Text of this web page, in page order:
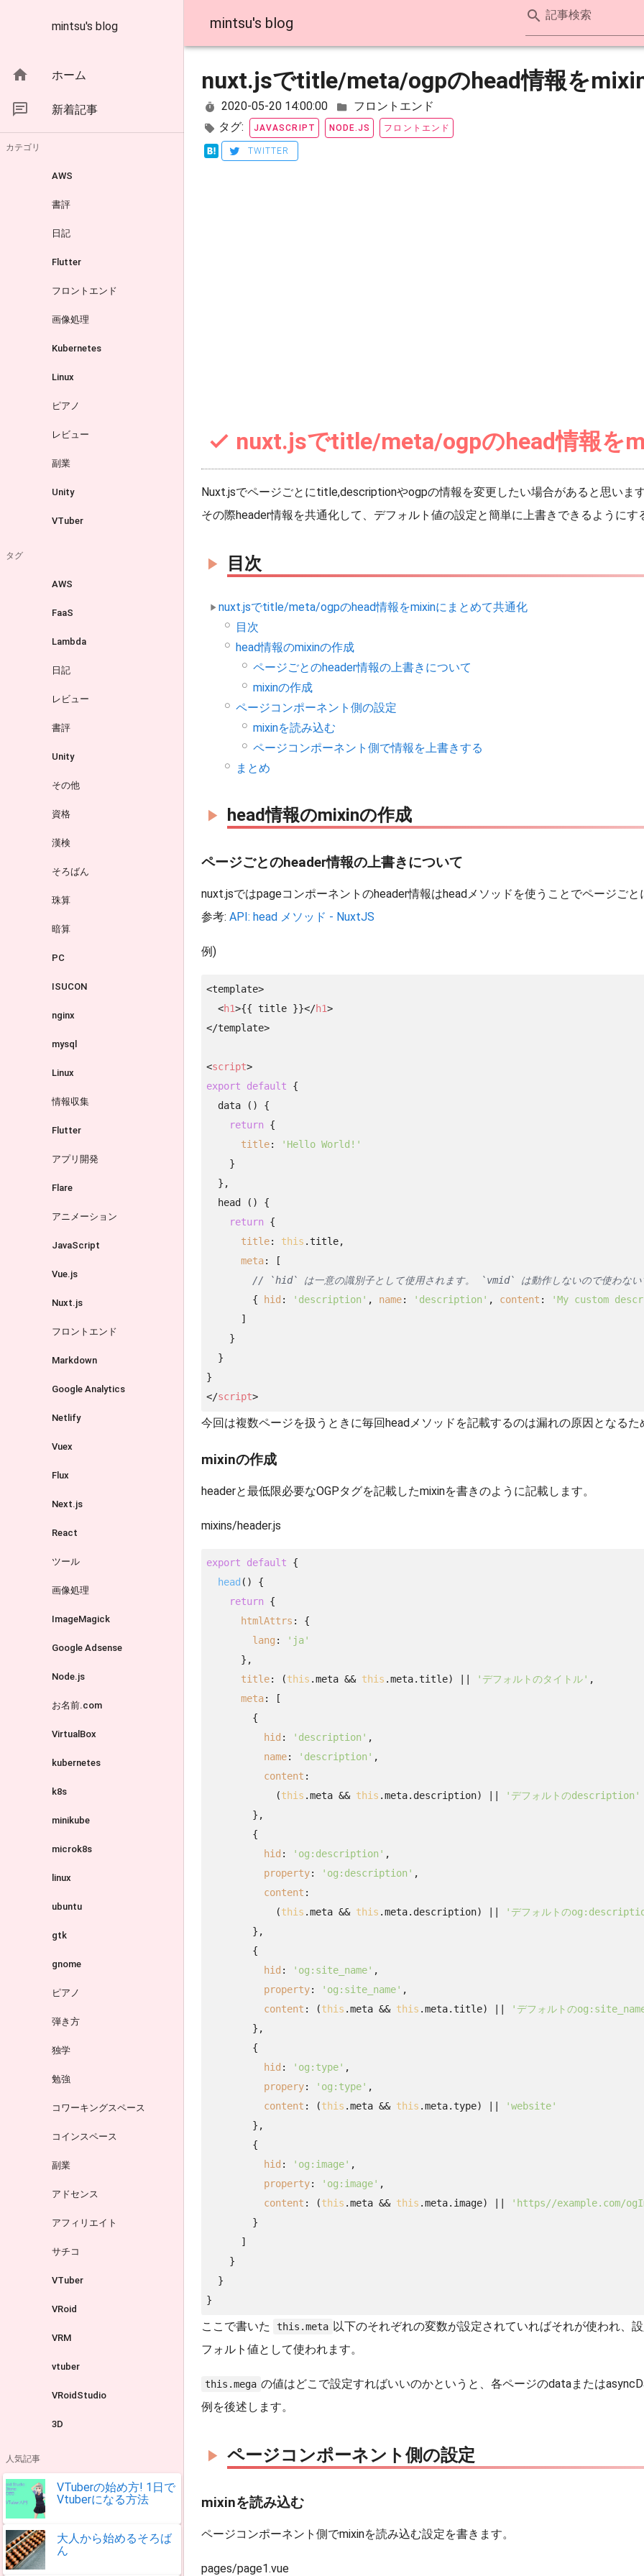
mintsu's blog
ホーム
新着記事
カテゴリ
AWS
書評
日記
Flutter
フロントエンド
画像処理
Kubernetes
Linux
ピアノ
レビュー
副業
Unity
VTuber
タグ
AWS
FaaS
Lambda
日記
レビュー
書評
Unity
その他
資格
漢検
そろばん
珠算
暗算
PC
ISUCON
nginx
mysql
Linux
情報収集
Flutter
アプリ開発
Flare
アニメーション
JavaScript
Vue.js
Nuxt.js
フロントエンド
Markdown
Google Analytics
Netlify
Vuex
Flux
Next.js
React
ツール
画像処理
ImageMagick
Google Adsense
Node.js
お名前.com
VirtualBox
kubernetes
k8s
minikube
microk8s
linux
ubuntu
gtk
gnome
ピアノ
弾き方
独学
勉強
コワーキングスペース
コインスペース
副業
アドセンス
アフィリエイト
サチコ
VTuber
VRoid
VRM
vtuber
VRoidStudio
3D
人気記事
VTuberの始め方! 1日で
Vtuberになる方法
大人から始めるそろば
ん
mintsu's blog 記事検索
nuxt.jsでtitle/meta/ogpのhead情報を
2020-05-20 14:00:00
フロントエンド
タグ:
JAVASCRIPT NODE.JS フロントエンド
TWITTER
nuxt.jsでtitle/meta/ogpのhead情報を
Nuxt.jsでページごとにtitle,descriptionやogpの情報を変更したい場合があると思いま
その際header情報を共通化して、デフォルト値の設定と簡単に上書きできるようにす
目次
nuxt.jsでtitle/meta/ogpのhead情報をmixinにまとめて共通化
目次
head情報のmixinの作成
ページごとのheader情報の上書きについて
mixinの作成
ページコンポーネント側の設定
mixinを読み込む
ページコンポーネント側で情報を上書きする
まとめ
head情報のmixinの作成
ページごとのheader情報の上書きについて
nuxt.jsではpageコンポーネントのheader情報はheadメソッドを使うことでページご
参考: API: head メソッド - NuxtJS
例)
<template>
<h1>{{ title }}</h1>
</template>
<script>
export
default {
  data () {
return {
title:
'Hello World!'
    }
  },
  head () {
return {
title: this .title,
meta: [
// `hid` は一意の識別子として使用されます。 `vmid` は動作しないので使わない
        {
hid : 'description' , name: 'description' , content :
'My custom
      ]
    }
  }
</script>
今回は複数ページを扱うときに毎回headメソッドを記載するのは漏れの原因となる
mixinの作成
headerと最低限必要なOGPタグを記載したmixinを書きのように記載します。
mixins/header.js
export default {
head ( )
{
return {
htmlAttrs : {
lang :
'ja'
      },
title: (this .meta && this .meta.title) || 'デフォルトのタイトル' ,
meta: [
        {
hid : 'description' ,
name: 'description' ,
content :
            (
this .meta && this .meta.description) ||
'デフォルトのdescription'
        },
        {
hid : 'og:description' ,
property: 'og:description' ,
content :
            (
this .meta && this .meta.description) ||
'デフォルトの
        },
        {
hid : 'og:site_name' ,
property: 'og:site_name' ,
content : (this .meta && this .meta.title) ||
'デフォルトの
        },
        {
hid : 'og:type' ,
propery: 'og:type' ,
content : (this .meta && this .meta.type) ||
'website'
        },
        {
hid : 'og:image' ,
property: 'og:image' ,
content : (this .meta && this .meta.image) ||
'https//example.com/
        }
      ]
    }
  }
}
ここで書いた this.meta 以下のそれぞれの変数が設定されていればそれが使われ、
フォルト値として使われます。
this.mega の値はどこで設定すればいいのかというと、各ページのdataまたは
例を後述します。
ページコンポーネント側の設定
mixinを読み込む
ページコンポーネント側でmixinを読み込む設定を書きます。
pages/page1.vue